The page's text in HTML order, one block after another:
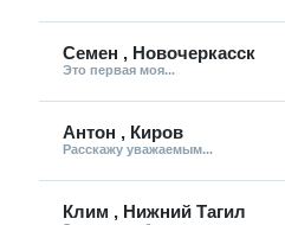
Семен , Новочеркасск
Это первая моя...
Антон , Киров
Расскажу уважаемым...
Клим , Нижний Тагил